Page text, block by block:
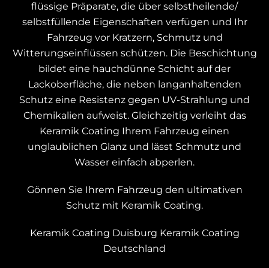
flüssige Präparate, die über selbstheilende/
selbstfüllende Eigenschaften verfügen und Ihr
Fahrzeug vor Kratzern, Schmutz und
Witterungseinflüssen schützen. Die Beschichtung
bildet eine hauchdünne Schicht auf der
Lackoberfläche, die neben langanhaltenden
Schutz eine Resistenz gegen UV-Strahlung und
Chemikalien aufweist. Gleichzeitig verleiht das
Keramik Coating Ihrem Fahrzeug einen
unglaublichen Glanz und lässt Schmutz und
Wasser einfach abperlen.
Gönnen Sie Ihrem Fahrzeug den ultimativen
Schutz mit Keramik Coating.
Keramik Coating Duisburg Keramik Coating
Deutschland